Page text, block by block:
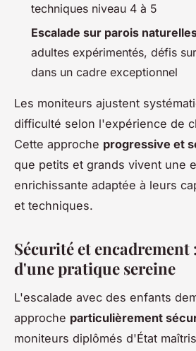
techniques niveau 4 à 5
Escalade sur parois
adultes expérimentés, défis
dans un cadre exceptionnel
Les moniteurs ajustent
difficulté selon l'expérience de
Cette approche progressive et
que petits et grands vivent une
enrichissante adaptée à leurs
et techniques.
Sécurité et encadrement
d'une pratique sereine
L'escalade avec des enfants
approche particulièrement
moniteurs diplômés d'État